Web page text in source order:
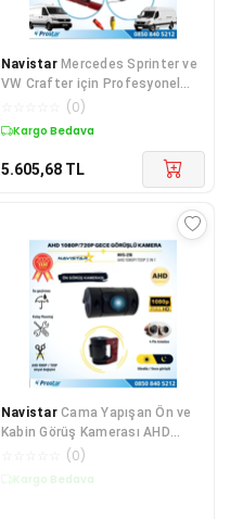
Navistar Mercedes Sprinter ve
VW Crafter için Profesyonel
AHD 1080P Geri g
(0)
Kargo Bedava
5.605,68 TL
Navistar Cama Yapışan Ön ve
Kabin Görüş Kamerası AHD
1080P/720P 4 Pin avia
(0)
Sepette %1 İndirim